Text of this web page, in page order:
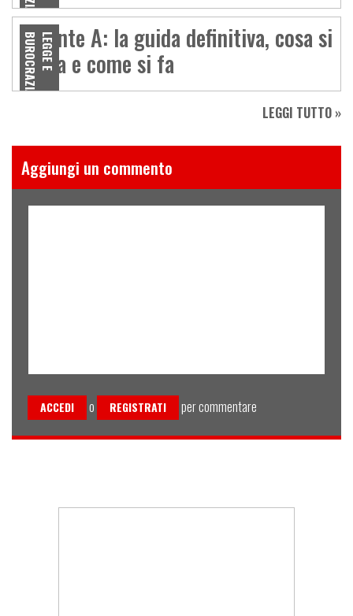
L
E
G
G
E
E
B
U
R
O
C
R
A
Z
I
A
Patente A: la guida definitiva, cosa si
guida e come si fa
LEGGI TUTTO »
Aggiungi un commento
ACCEDI o REGISTRATI per commentare